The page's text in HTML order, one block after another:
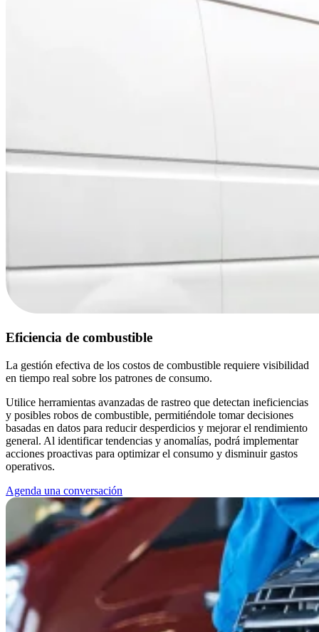
Eficiencia de combustible
La gestión efectiva de los costos de combustible requiere visibilidad
en tiempo real sobre los patrones de consumo.
Utilice herramientas avanzadas de rastreo que detectan ineficiencias
y posibles robos de combustible, permitiéndole tomar decisiones
basadas en datos para reducir desperdicios y mejorar el rendimiento
general. Al identificar tendencias y anomalías, podrá implementar
acciones proactivas para optimizar el consumo y disminuir gastos
operativos.
Agenda una conversación